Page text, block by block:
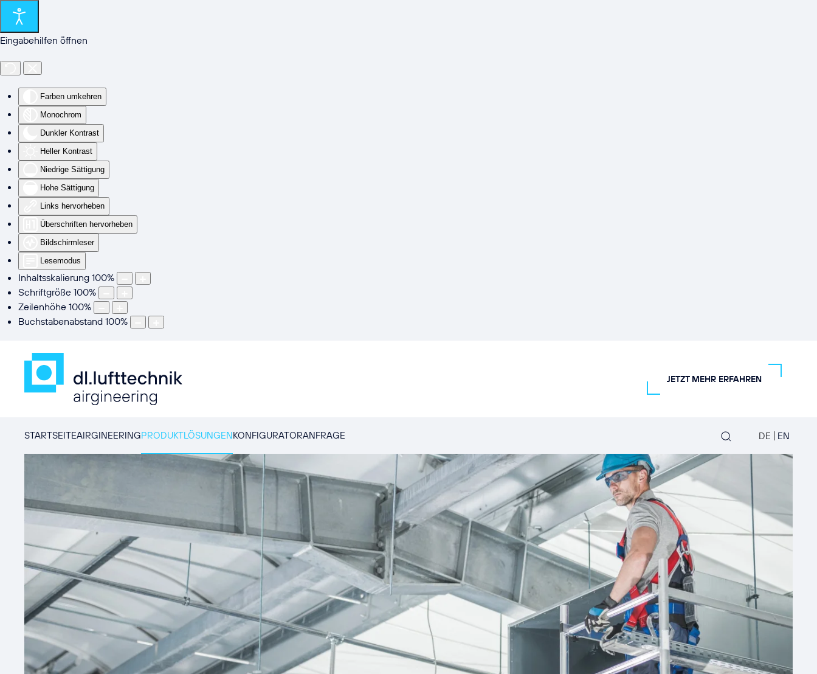
Eingabehilfen öffnen
Farben umkehren
Monochrom
Dunkler Kontrast
Heller Kontrast
Niedrige Sättigung
Hohe Sättigung
Links hervorheben
Überschriften hervorheben
Bildschirmleser
Lesemodus
Inhaltsskalierung 100%
Schriftgröße 100%
Zeilenhöhe 100%
Buchstabenabstand 100%
Zum Hauptinhalt springen
JETZT MEHR ERFAHREN
STARTSEITEAIRGINEERINGPRODUKTLÖSUNGENKONFIGURATORANFRAGE DE EN